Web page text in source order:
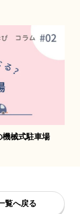
機械式駐車場
覧へ戻る